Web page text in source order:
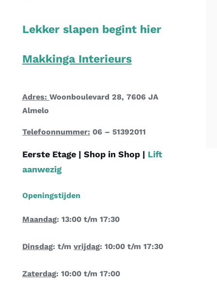
Lekker slapen begint hier
Makkinga Interieurs
Adres: Woonboulevard 28, 7606 JA
Almelo
Telefoonnummer: 06 – 51392011
Eerste Etage | Shop in Shop | Lift
aanwezig
Openingstijden
Maandag: 13:00 t/m 17:30
Dinsdag: t/m vrijdag: 10:00 t/m 17:30
Zaterdag: 10:00 t/m 17:00